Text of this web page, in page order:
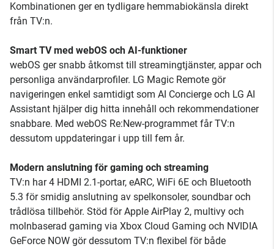
Kombinationen ger en tydligare hemmabiokänsla direkt
från TV:n.
Smart TV med webOS och AI-funktioner
webOS ger snabb åtkomst till streamingtjänster, appar och
personliga användarprofiler. LG Magic Remote gör
navigeringen enkel samtidigt som AI Concierge och LG AI
Assistant hjälper dig hitta innehåll och rekommendationer
snabbare. Med webOS Re:New-programmet får TV:n
dessutom uppdateringar i upp till fem år.
Modern anslutning för gaming och streaming
TV:n har 4 HDMI 2.1-portar, eARC, WiFi 6E och Bluetooth
5.3 för smidig anslutning av spelkonsoler, soundbar och
trådlösa tillbehör. Stöd för Apple AirPlay 2, multivy och
molnbaserad gaming via Xbox Cloud Gaming och NVIDIA
GeForce NOW gör dessutom TV:n flexibel för både